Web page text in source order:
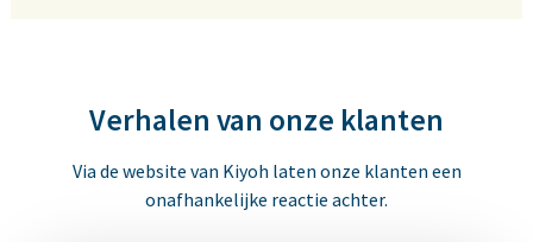
Verhalen van onze klanten
Via de website van Kiyoh laten onze klanten een
onafhankelijke reactie achter.